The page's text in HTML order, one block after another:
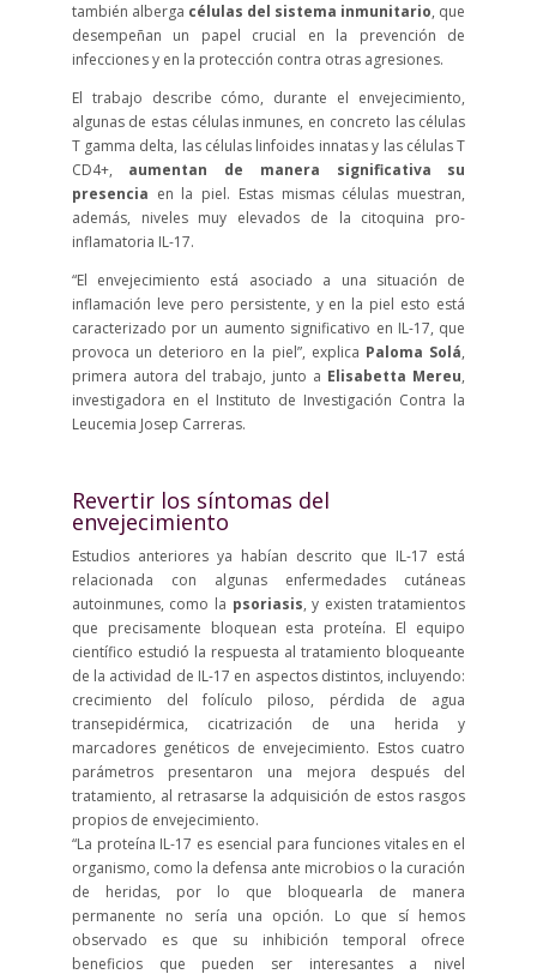
también alberga células del sistema inmunitario, que
desempeñan un papel crucial en la prevención de
infecciones y en la protección contra otras agresiones.
El trabajo describe cómo, durante el envejecimiento,
algunas de estas células inmunes, en concreto las células
T gamma delta, las células linfoides innatas y las células T
CD4+, aumentan de manera significativa su
presencia en la piel. Estas mismas células muestran,
además, niveles muy elevados de la citoquina pro-
inflamatoria IL-17.
“El envejecimiento está asociado a una situación de
inflamación leve pero persistente, y en la piel esto está
caracterizado por un aumento significativo en IL-17, que
provoca un deterioro en la piel”, explica Paloma Solá,
primera autora del trabajo, junto a Elisabetta Mereu,
investigadora en el Instituto de Investigación Contra la
Leucemia Josep Carreras.
Revertir los síntomas del
envejecimiento
Estudios anteriores ya habían descrito que IL-17 está
relacionada con algunas enfermedades cutáneas
autoinmunes, como la psoriasis, y existen tratamientos
que precisamente bloquean esta proteína. El equipo
científico estudió la respuesta al tratamiento bloqueante
de la actividad de IL-17 en aspectos distintos, incluyendo:
crecimiento del folículo piloso, pérdida de agua
transepidérmica, cicatrización de una herida y
marcadores genéticos de envejecimiento. Estos cuatro
parámetros presentaron una mejora después del
tratamiento, al retrasarse la adquisición de estos rasgos
propios de envejecimiento.
“La proteína IL-17 es esencial para funciones vitales en el
organismo, como la defensa ante microbios o la curación
de heridas, por lo que bloquearla de manera
permanente no sería una opción. Lo que sí hemos
observado es que su inhibición temporal ofrece
beneficios que pueden ser interesantes a nivel